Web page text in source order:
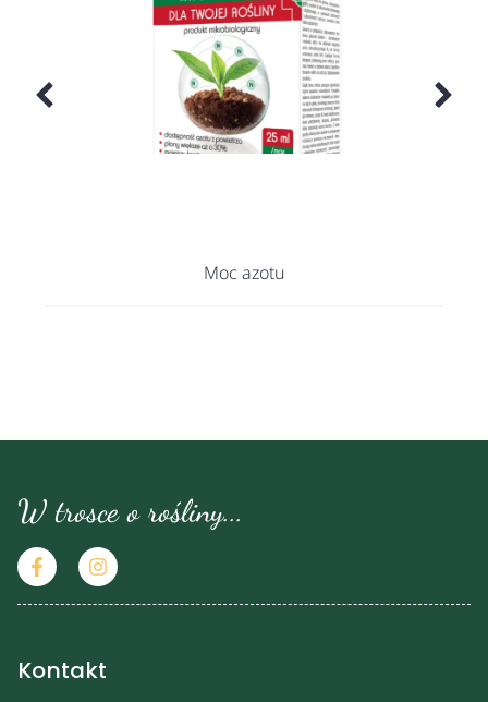
Moc azotu
W trosce o rośliny...
Kontakt